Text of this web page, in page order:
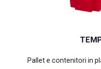
Pallet e contenitori in